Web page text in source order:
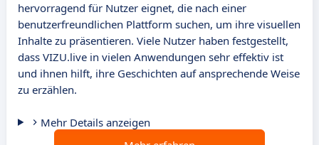
hervorragend für Nutzer eignet, die nach einer
benutzerfreundlichen Plattform suchen, um ihre visuellen
Inhalte zu präsentieren. Viele Nutzer haben festgestellt,
dass VIZU.live in vielen Anwendungen sehr effektiv ist
und ihnen hilft, ihre Geschichten auf ansprechende Weise
zu erzählen.
Mehr Details anzeigen